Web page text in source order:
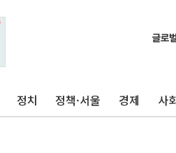
정치 정책·서울 경제 사